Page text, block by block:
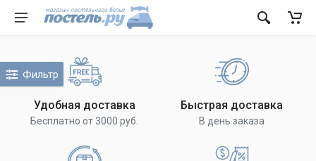
Удобная доставка
Бесплатно от 3000 руб.
Быстрая доставка
В день заказа
Фильтр